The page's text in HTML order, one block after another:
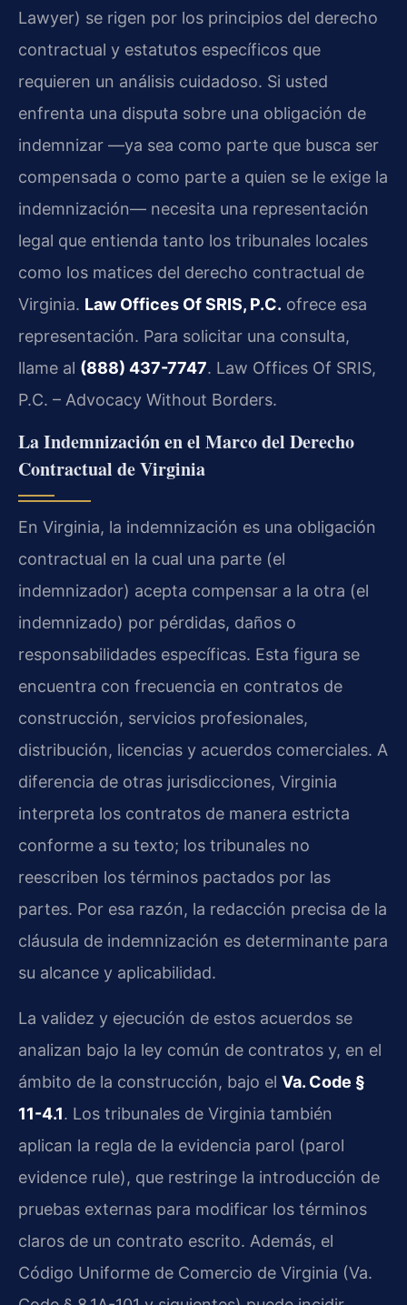
Lawyer) se rigen por los principios del derecho
contractual y estatutos específicos que
requieren un análisis cuidadoso. Si usted
enfrenta una disputa sobre una obligación de
indemnizar —ya sea como parte que busca ser
compensada o como parte a quien se le exige la
indemnización— necesita una representación
legal que entienda tanto los tribunales locales
como los matices del derecho contractual de
Virginia. Law Offices Of SRIS, P.C. ofrece esa
representación. Para solicitar una consulta,
llame al (888) 437-7747. Law Offices Of SRIS,
P.C. – Advocacy Without Borders.
La Indemnización en el Marco del Derecho
Contractual de Virginia
En Virginia, la indemnización es una obligación
contractual en la cual una parte (el
indemnizador) acepta compensar a la otra (el
indemnizado) por pérdidas, daños o
responsabilidades específicas. Esta figura se
encuentra con frecuencia en contratos de
construcción, servicios profesionales,
distribución, licencias y acuerdos comerciales. A
diferencia de otras jurisdicciones, Virginia
interpreta los contratos de manera estricta
conforme a su texto; los tribunales no
reescriben los términos pactados por las
partes. Por esa razón, la redacción precisa de la
cláusula de indemnización es determinante para
su alcance y aplicabilidad.
La validez y ejecución de estos acuerdos se
analizan bajo la ley común de contratos y, en el
ámbito de la construcción, bajo el Va. Code §
11-4.1. Los tribunales de Virginia también
aplican la regla de la evidencia parol (parol
evidence rule), que restringe la introducción de
pruebas externas para modificar los términos
claros de un contrato escrito. Además, el
Código Uniforme de Comercio de Virginia (Va.